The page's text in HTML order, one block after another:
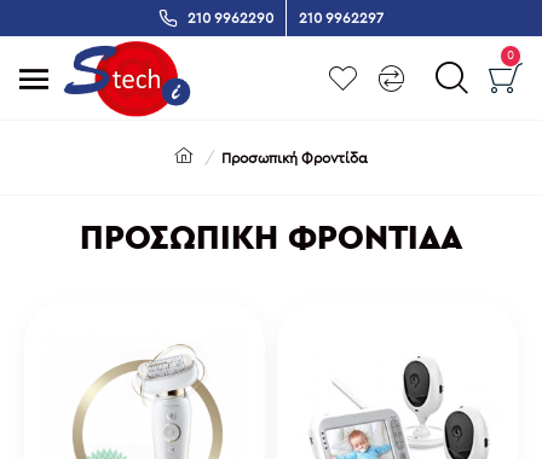
210 9962290 210 9962297
0
Προσωπική Φροντίδα
ΠΡΟΣΩΠΙΚΉ ΦΡΟΝΤΊΔΑ